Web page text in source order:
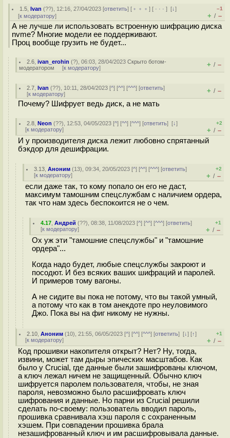
1.5 ,Ivan (??), 12:16, 27/04/2023 [ответить] [ ﹢﹢﹢] [ · · ·][↓]
[к модератору]
–1
+ / –
А не лучше ли использовать встроенную шифрацию диска
nvme? Многие модели ее поддерживают.
Проц вообще грузить не будет...
2.6 ,ivan_erohin (?), 06:03, 28/04/2023Скрыто ботом-
модератором [к модератору] + / –
2.7 ,Ivan (??), 10:11, 28/04/2023 [^] [^^] [^^^] [ответить]
[к модератору] + / –
Почему? Шифрует ведь диск, а не мать
2.8 ,Neon (??), 12:53, 04/05/2023 [^] [^^] [^^^] [ответить][↓]
[к модератору]
+2
+ / –
И у производителя диска лежит любовно спрятанный
бэкдор для дешифрации.
3.13 ,Аноним (13), 09:34, 20/05/2023 [^] [^^] [^^^] [ответить]
[к модератору]
+2
+ / –
если даже так, то кому попало он его не даст,
максимум тамошним спецслужбам с наличием ордера,
так что нам здесь беспокоится не о чем.
4.17 ,Андрей (??), 08:38, 11/08/2023 [^] [^^] [^^^] [ответить]
[к модератору]
+1
+ / –
Ох уж эти "тамошние спецслужбы" и "тамошние
ордера"...
Когда надо будет, любые спецслужбы закроют и
посодют. И без всяких ваших шифраций и паролей.
И примеров тому вагоны.
А не сидите вы пока не потому, что вы такой умный,
а потому что как в том анекдоте про неуловимого
Джо. Пока вы на фиг никому не нужны.
2.10 ,Аноним (10), 21:55, 06/05/2023 [^] [^^] [^^^] [ответить][↓] [↑]
[к модератору]
+1
+ / –
Код прошивки накопителя открыт? Нет? Ну, тогда,
извини, может там дыры эпических масштабов. Как
было у Crucial, где данные были зашифрованы ключом,
а ключ лежал ничем не защищенный. Обычно ключ
шифруется паролем пользователя, чтобы, не зная
пароля, невозможно было расшифровать ключ
шифрования и данные. Но парни из Crucial решили
сделать по-своему: пользователь вводил пароль,
прошивка сравнивала хэш пароля с сохраненным
хэшем. При совпадении прошивка брала
незашифрованный ключ и им расшифровывала данные.